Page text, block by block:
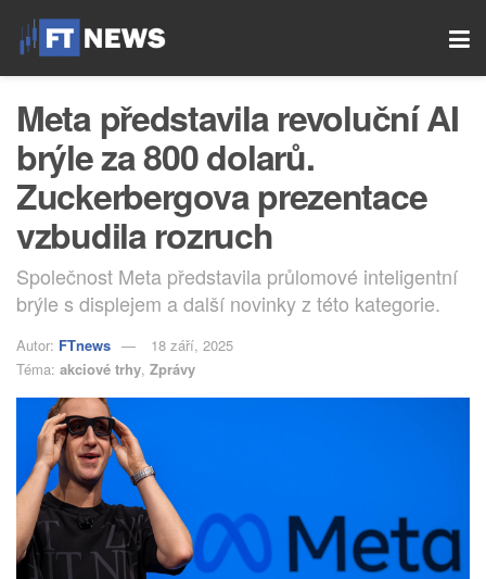
Meta představila revoluční AI
brýle za 800 dolarů.
Zuckerbergova prezentace
vzbudila rozruch
Společnost Meta představila průlomové inteligentní
brýle s displejem a další novinky z této kategorie.
Autor: FTnews
18 září, 2025
Téma: akciové trhy, Zprávy